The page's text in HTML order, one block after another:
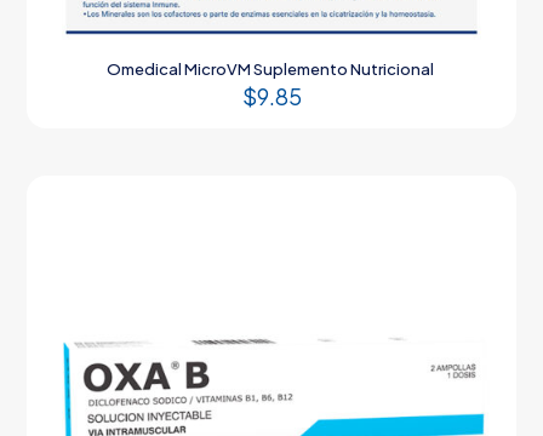
Omedical MicroVM Suplemento Nutricional
$9.85